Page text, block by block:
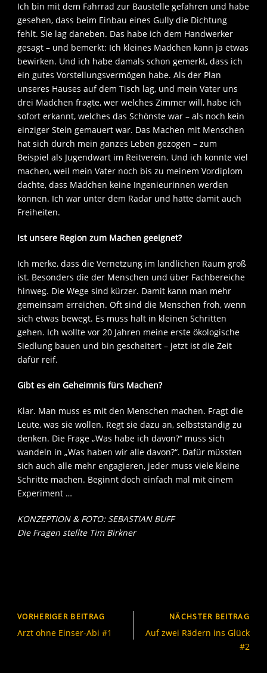
Ich bin mit dem Fahrrad zur Baustelle gefahren und habe
gesehen, dass beim Einbau eines Gully die Dichtung
fehlt. Sie lag daneben. Das habe ich dem Handwerker
gesagt – und bemerkt: Ich kleines Mädchen kann ja etwas
bewirken. Und ich habe damals schon gemerkt, dass ich
ein gutes Vorstellungsvermögen habe. Als der Plan
unseres Hauses auf dem Tisch lag, und mein Vater uns
drei Mädchen fragte, wer welches Zimmer will, habe ich
sofort erkannt, welches das Schönste war – als noch kein
einziger Stein gemauert war. Das Machen mit Menschen
hat sich durch mein ganzes Leben gezogen – zum
Beispiel als Jugendwart im Reitverein. Und ich konnte viel
machen, weil mein Vater noch bis zu meinem Vordiplom
dachte, dass Mädchen keine Ingenieurinnen werden
können. Ich war unter dem Radar und hatte damit auch
Freiheiten.
Ist unsere Region zum Machen geeignet?
Ich merke, dass die Vernetzung im ländlichen Raum groß
ist. Besonders die der Menschen und über Fachbereiche
hinweg. Die Wege sind kürzer. Damit kann man mehr
gemeinsam erreichen. Oft sind die Menschen froh, wenn
sich etwas bewegt. Es muss halt in kleinen Schritten
gehen. Ich wollte vor 20 Jahren meine erste ökologische
Siedlung bauen und bin gescheitert – jetzt ist die Zeit
dafür reif.
Gibt es ein Geheimnis fürs Machen?
Klar. Man muss es mit den Menschen machen. Fragt die
Leute, was sie wollen. Regt sie dazu an, selbstständig zu
denken. Die Frage „Was habe ich davon?“ muss sich
wandeln in „Was haben wir alle davon?“. Dafür müssten
sich auch alle mehr engagieren, jeder muss viele kleine
Schritte machen. Beginnt doch einfach mal mit einem
Experiment …
KONZEPTION & FOTO: SEBASTIAN BUFF
Die Fragen stellte Tim Birkner
VORHERIGER BEITRAG
Arzt ohne Einser-Abi #1
NÄCHSTER BEITRAG
Auf zwei Rädern ins Glück
#2